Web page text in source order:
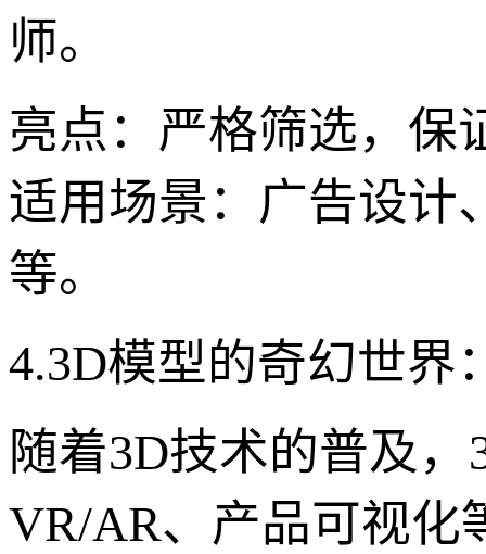
师。
亮点：严格筛选，保
适用场景：广告设计
等。
4.3D模型的奇幻世界
随着3D技术的普及
VR/AR、产品可视化